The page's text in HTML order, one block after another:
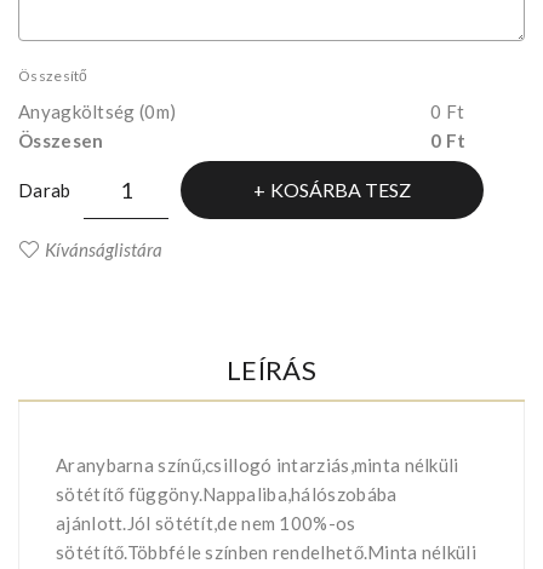
Összesítő
Anyagköltség (0m)
0 Ft
Összesen
0 Ft
Darab KOSÁRBA TESZ
Kívánságlistára
LEÍRÁS
Aranybarna színű,csillogó intarziás,minta nélküli
sötétítő függöny.Nappaliba,hálószobába
ajánlott.Jól sötétít,de nem 100%-os
sötétítő.Többféle színben rendelhető.Minta nélküli